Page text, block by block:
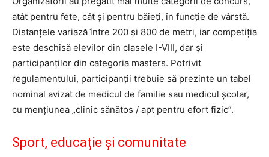
atât pentru fete, cât și pentru băieți, în funcție de vârstă.
Distanțele variază între 200 și 800 de metri, iar competiția
este deschisă elevilor din clasele I-VIII, dar și
participanților din categoria masters. Potrivit
regulamentului, participanții trebuie să prezinte un tabel
nominal avizat de medicul de familie sau medicul școlar,
cu mențiunea „clinic sănătos / apt pentru efort fizic”.
Sport, educație și comunitate